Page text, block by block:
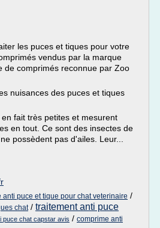
les puces et tiques pour votre
vendus par la marque
de comprimés reconnue par Zoo
nuisances des puces et tiques
fait très petites et mesurent
en tout. Ce sont des insectes de
possèdent pas d'ailes. Leur...
anti puce et tique pour chat veterinaire /
chat/ traitement anti puce
puce chat capstar avis / comprime anti